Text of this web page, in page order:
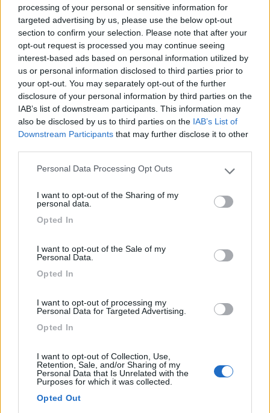
processing of your personal or sensitive information for
targeted advertising by us, please use the below opt-out
section to confirm your selection. Please note that after your
opt-out request is processed you may continue seeing
interest-based ads based on personal information utilized by
us or personal information disclosed to third parties prior to
your opt-out. You may separately opt-out of the further
disclosure of your personal information by third parties on the
IAB’s list of downstream participants. This information may
also be disclosed by us to third parties on the IAB’s List of
Downstream Participants that may further disclose it to other
Please note that this website/app uses one or more Google
not limited to your visit or usage behaviour. You may click to
grant or deny consent to Google and its third-party tags to
use your data for below specified purposes in below Google
Personal Data Processing Opt Outs
I want to opt-out of the Sharing of my
personal data.
Opted In
I want to opt-out of the Sale of my
Personal Data.
Opted In
I want to opt-out of processing my
Personal Data for Targeted Advertising.
Opted In
I want to opt-out of Collection, Use,
Retention, Sale, and/or Sharing of my
Personal Data that Is Unrelated with the
Purposes for which it was collected.
Opted Out
Area di sosta (PS)
Camping am Berg & Gasthof-Pension
Bergfriede
0 2
Servizi / Posizione
Area di sosta (AA)
Agriturismo Al Buttasella